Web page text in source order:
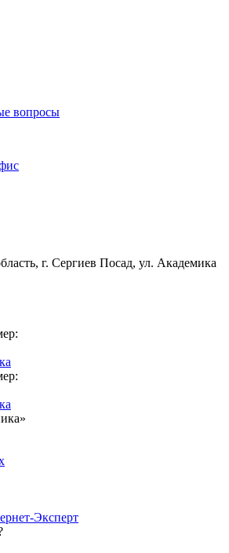
вопросы
г. Сергиев Посад, ул. Академика
Эксперт